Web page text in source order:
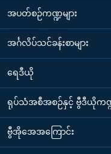
အပတ်စဉ်ကဏ္ဍများ
အင်္ဂလိပ်သင်ခန်းစာများ
ရေဒီယို
ရုပ်သံအစီအစဉ်နှင့် ဗွီဒီယိုကဏ္ဍ
ဗွီအိုအေအကြောင်း